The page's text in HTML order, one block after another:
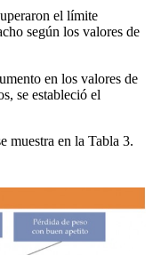
el límite
según los valores de
en los valores de
se estableció el
muestra en la Tabla 3.